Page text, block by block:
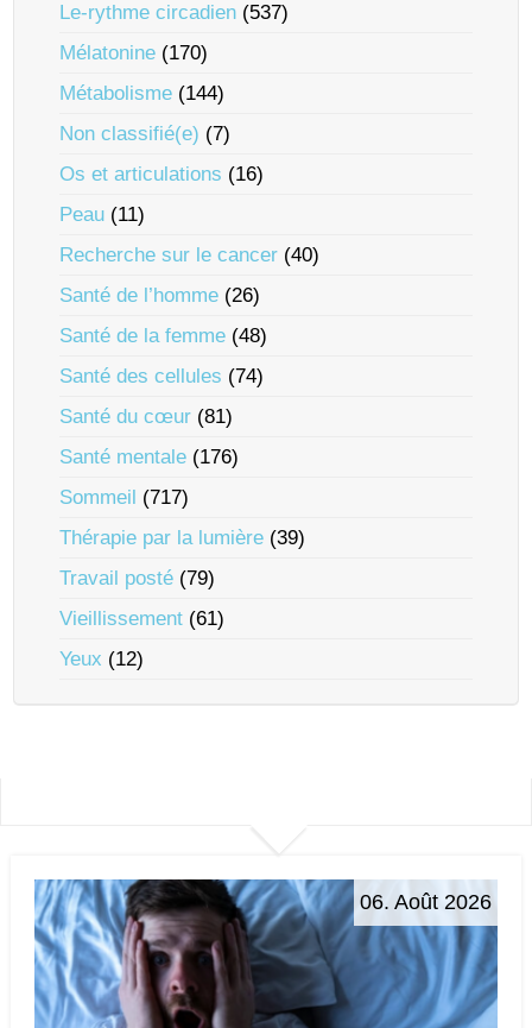
Le-rythme circadien (537)
Mélatonine (170)
Métabolisme (144)
Non classifié(e) (7)
Os et articulations (16)
Peau (11)
Recherche sur le cancer (40)
Santé de l’homme (26)
Santé de la femme (48)
Santé des cellules (74)
Santé du cœur (81)
Santé mentale (176)
Sommeil (717)
Thérapie par la lumière (39)
Travail posté (79)
Vieillissement (61)
Yeux (12)
06. Août 2026